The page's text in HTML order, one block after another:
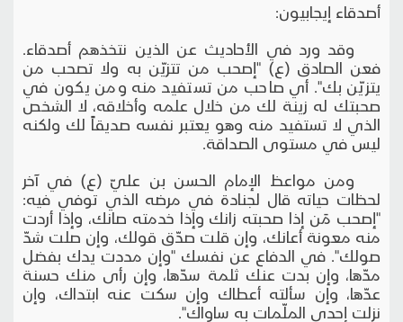
أصدقاء إيجابيون:
وقد ورد في الأحاديث عن الذين نتخذهم أصدقاء.
فعن الصادق (ع) "إصحب من تتزيّن به ولا تصحب من
يتزيّن بك". أي صاحب من تستفيد منه ومن يكون في
صحبتك له زينة لك من خلال علمه وأخلاقه، لا الشخص
الذي لا تستفيد منه وهو يعتبر نفسه صديقاً لك ولكنه
ليس في مستوى الصداقة.
ومن مواعظ الإمام الحسن بن عليّ (ع) في آخر
لحظات حياته قال لجنادة في مرضه الذي توفي فيه:
"إصحب مَن إذا صحبته زانك وإذا خدمته صانك، وإذا أردت
منه معونة أعانك، وإن قلت صدّق قولك، وإن صلت شدّ
صولك". في الدفاع عن نفسك "وإن مددت يدك بفضل
مدّها، وإن بدت عنك ثلمة سدّها، وإن رأى منك حسنة
عدّها، وإن سألته أعطاك وإن سكت عنه ابتداك، وإن
نزلت إحدى الملّمات به ساواك".